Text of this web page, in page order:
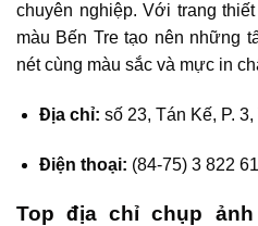
chuyên nghiệp. Với trang
màu Bến Tre tạo nên những
nét cùng màu sắc và mực in
Địa chỉ: số 23, Tán Kế, P. 3,
Điện thoại: (84-75) 3 822
Top địa chỉ chụp